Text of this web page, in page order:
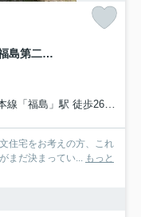
売地・住宅用地 福島市北五老内町 福島第二小学校・福島第二中学校
線「福島」駅 徒歩26分
住宅をお考えの方、これ
まだ決まってい... もっと